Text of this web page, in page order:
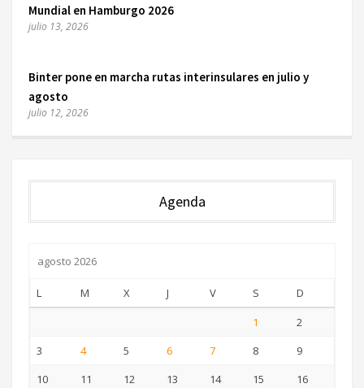
Mundial en Hamburgo 2026
julio 13, 2026
Binter pone en marcha rutas interinsulares en julio y
agosto
julio 12, 2026
Agenda
agosto 2026
L M X J V S
D
1
2
3
4 5 6 7 8
9
10
11 12 13 14 15
16